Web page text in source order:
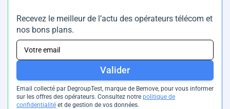
Recevez le meilleur de l’actu des opérateurs télécom et
nos bons plans.
Valider
Email collecté par DegroupTest, marque de Bemove, pour vous informer
sur les offres des opérateurs. Consultez notre politique de
confidentialité et de gestion de vos données.